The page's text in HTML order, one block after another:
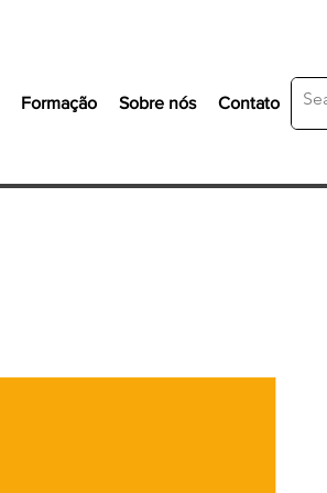
Formação Sobre nós Contato